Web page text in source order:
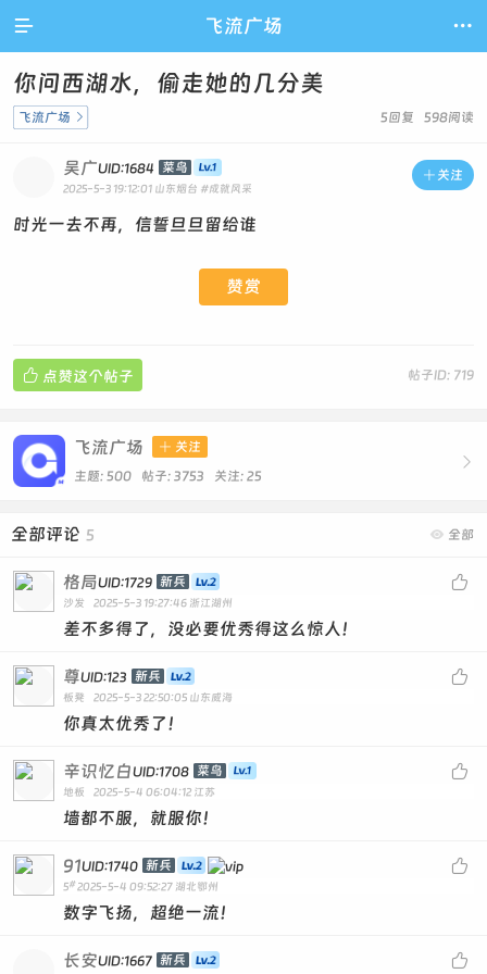
 飞流广场 
你问西湖水，偷走她的几分美
5回复 598阅读
飞流广场 
 关注
吴广UID:1684 菜鸟
2025-5-3 19:12:01 山东烟台 #成就风采
时光一去不再，信誓旦旦留给谁
赞赏
帖子ID: 719
 点赞这个帖子

飞流广场  关注
主题: 500 帖子: 3753 关注: 25
 全部
全部评论 5

格局UID:1729 新兵
沙发 2025-5-3 19:27:46 浙江湖州
差不多得了，没必要优秀得这么惊人！

尊UID:123 新兵
板凳 2025-5-3 22:50:05 山东威海
你真太优秀了！

辛识忆白UID:1708 菜鸟
地板 2025-5-4 06:04:12 江苏
墙都不服，就服你！

91UID:1740 新兵
5# 2025-5-4 09:52:27 湖北鄂州
数字飞扬，超绝一流！

长安UID:1667 新兵